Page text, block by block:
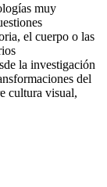
muy
el cuerpo o las
la investigación
del
cultura visual,